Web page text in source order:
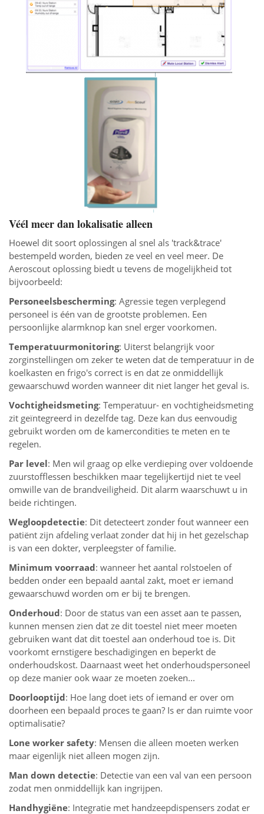
Véél meer dan lokalisatie alleen
Hoewel dit soort oplossingen al snel als 'track&trace'
bestempeld worden, bieden ze veel en veel meer. De
Aeroscout oplossing biedt u tevens de mogelijkheid tot
bijvoorbeeld:
Personeelsbescherming: Agressie tegen verplegend
personeel is één van de grootste problemen. Een
persoonlijke alarmknop kan snel erger voorkomen.
Temperatuurmonitoring: Uiterst belangrijk voor
zorginstellingen om zeker te weten dat de temperatuur in de
koelkasten en frigo's correct is en dat ze onmiddellijk
gewaarschuwd worden wanneer dit niet langer het geval is.
Vochtigheidsmeting: Temperatuur- en vochtigheidsmeting
zit geïntegreerd in dezelfde tag. Deze kan dus eenvoudig
gebruikt worden om de kamercondities te meten en te
regelen.
Par level: Men wil graag op elke verdieping over voldoende
zuurstofflessen beschikken maar tegelijkertijd niet te veel
omwille van de brandveiligheid. Dit alarm waarschuwt u in
beide richtingen.
Wegloopdetectie: Dit detecteert zonder fout wanneer een
patiënt zijn afdeling verlaat zonder dat hij in het gezelschap
is van een dokter, verpleegster of familie.
Minimum voorraad: wanneer het aantal rolstoelen of
bedden onder een bepaald aantal zakt, moet er iemand
gewaarschuwd worden om er bij te brengen.
Onderhoud: Door de status van een asset aan te passen,
kunnen mensen zien dat ze dit toestel niet meer moeten
gebruiken want dat dit toestel aan onderhoud toe is. Dit
voorkomt ernstigere beschadigingen en beperkt de
onderhoudskost. Daarnaast weet het onderhoudspersoneel
op deze manier ook waar ze moeten zoeken...
Doorlooptijd: Hoe lang doet iets of iemand er over om
doorheen een bepaald proces te gaan? Is er dan ruimte voor
optimalisatie?
Lone worker safety: Mensen die alleen moeten werken
maar eigenlijk niet alleen mogen zijn.
Man down detectie: Detectie van een val van een persoon
zodat men onmiddellijk kan ingrijpen.
Handhygiëne: Integratie met handzeepdispensers zodat er